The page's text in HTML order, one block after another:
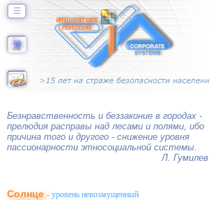
☰
Безнравственность и беззаконие в городах -
прелюдия расправы над лесами и полями, ибо
причина того и другого - снижение уровня
пассионарности этносоциальной системы.
Л. Гумилев
Солнце- уровень невозмущенный